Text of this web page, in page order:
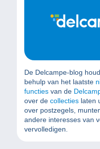
De Delcampe-blog
behulp van het laatste
functies van de
over de collecties laten
over postzegels,
andere interesses van
vervolledigen.